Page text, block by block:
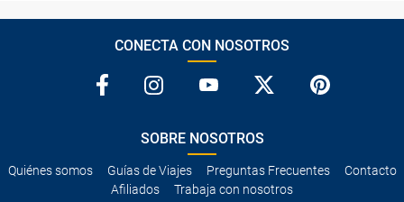
CONECTA CON NOSOTROS
SOBRE NOSOTROS
Quiénes somos Guías de Viajes Preguntas Frecuentes
Contacto
Afiliados
Trabaja con nosotros